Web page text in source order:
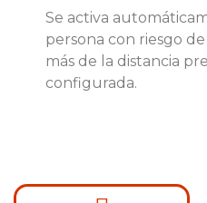
Se activa
persona con riesgo
más de la distancia
configurada.